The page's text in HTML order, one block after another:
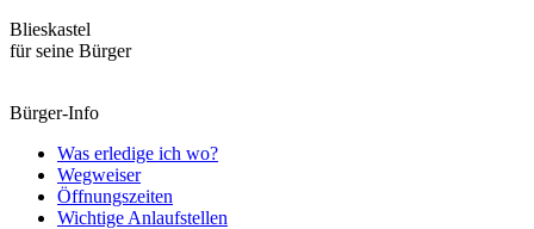
Blieskastel
für seine Bürger
Bürger-Info
Was erledige ich wo?
Wegweiser
Öffnungszeiten
Wichtige Anlaufstellen